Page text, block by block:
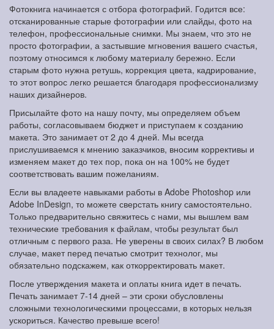
Фотокнига начинается с отбора фотографий. Годится все:
отсканированные старые фотографии или слайды, фото на
телефон, профессиональные снимки. Мы знаем, что это не
просто фотографии, а застывшие мгновения вашего счастья,
поэтому относимся к любому материалу бережно. Если
старым фото нужна ретушь, коррекция цвета, кадрирование,
то этот вопрос легко решается благодаря профессионализму
наших дизайнеров.
Присылайте фото на нашу почту, мы определяем объем
работы, согласовываем бюджет и приступаем к созданию
макета. Это занимает от 2 до 4 дней. Мы всегда
прислушиваемся к мнению заказчиков, вносим коррективы и
изменяем макет до тех пор, пока он на 100% не будет
соответствовать вашим пожеланиям.
Если вы владеете навыками работы в Adobe Photoshop или
Adobe InDesign, то можете сверстать книгу самостоятельно.
Только предварительно свяжитесь с нами, мы вышлем вам
технические требования к файлам, чтобы результат был
отличным с первого раза. Не уверены в своих силах? В любом
случае, макет перед печатью смотрит технолог, мы
обязательно подскажем, как откорректировать макет.
После утверждения макета и оплаты книга идет в печать.
Печать занимает 7-14 дней – эти сроки обусловлены
сложными технологическими процессами, в которых нельзя
ускориться. Качество превыше всего!